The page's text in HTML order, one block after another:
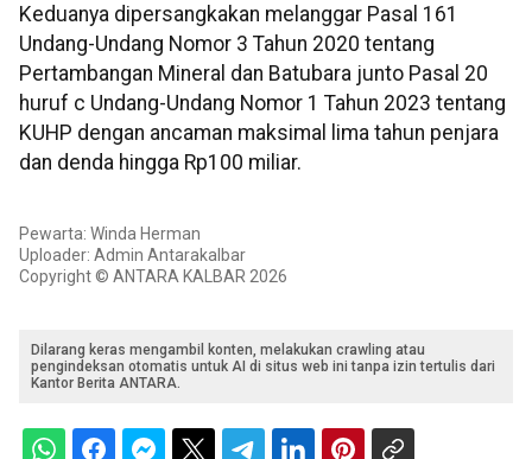
Keduanya dipersangkakan melanggar Pasal 161
Undang-Undang Nomor 3 Tahun 2020 tentang
Pertambangan Mineral dan Batubara junto Pasal 20
huruf c Undang-Undang Nomor 1 Tahun 2023 tentang
KUHP dengan ancaman maksimal lima tahun penjara
dan denda hingga Rp100 miliar.
Pewarta: Winda Herman
Uploader: Admin Antarakalbar
Copyright © ANTARA KALBAR 2026
Dilarang keras mengambil konten, melakukan crawling atau
pengindeksan otomatis untuk AI di situs web ini tanpa izin tertulis dari
Kantor Berita ANTARA.